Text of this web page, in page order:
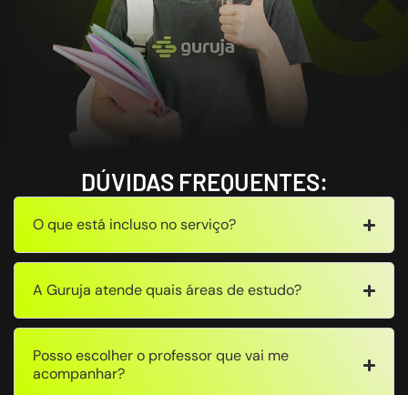
DÚVIDAS FREQUENTES:
O que está incluso no serviço?
A Guruja atende quais áreas de estudo?
Posso escolher o professor que vai me
acompanhar?